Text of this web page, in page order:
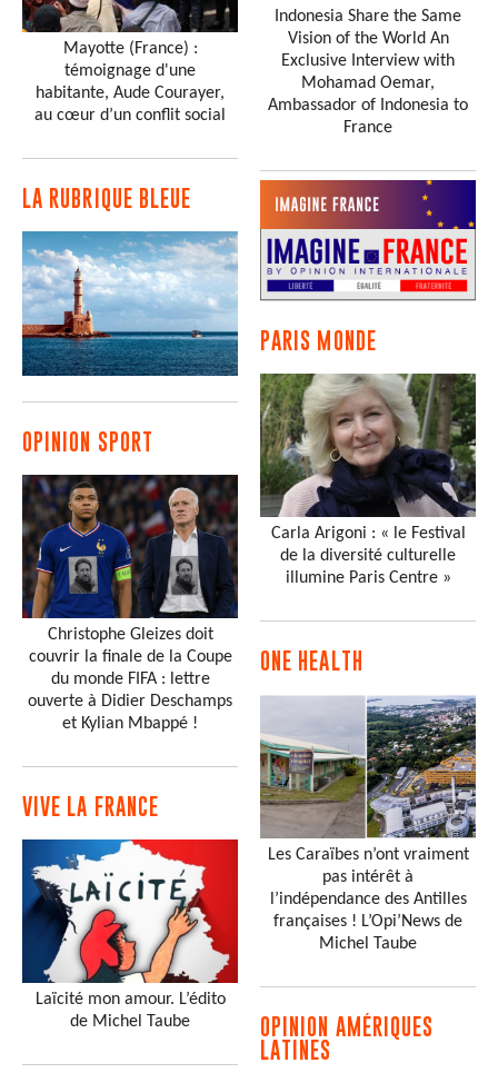
Mayotte (France) :
témoignage d'une
habitante, Aude Courayer,
au cœur d’un conflit social
LA RUBRIQUE BLEUE
OPINION SPORT
Christophe Gleizes doit
couvrir la finale de la Coupe
du monde FIFA : lettre
ouverte à Didier Deschamps
et Kylian Mbappé !
VIVE LA FRANCE
Laïcité mon amour. L’édito
de Michel Taube
Indonesia Share the Same
Vision of the World An
Exclusive Interview with
Mohamad Oemar,
Ambassador of Indonesia to
France
PARIS MONDE
Carla Arigoni : « le Festival
de la diversité culturelle
illumine Paris Centre »
ONE HEALTH
Les Caraïbes n’ont vraiment
pas intérêt à
l’indépendance des Antilles
françaises ! L’Opi’News de
Michel Taube
OPINION AMÉRIQUES
LATINES